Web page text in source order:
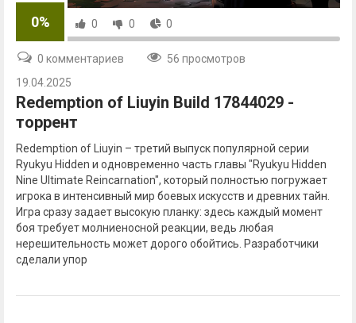
0% 0 0 0
0 комментариев
56 просмотров
19.04.2025
Redemption of Liuyin Build 17844029 -
торрент
Redemption of Liuyin – третий выпуск популярной серии
Ryukyu Hidden и одновременно часть главы "Ryukyu Hidden
Nine Ultimate Reincarnation", который полностью погружает
игрока в интенсивный мир боевых искусств и древних тайн.
Игра сразу задает высокую планку: здесь каждый момент
боя требует молниеносной реакции, ведь любая
нерешительность может дорого обойтись. Разработчики
сделали упор